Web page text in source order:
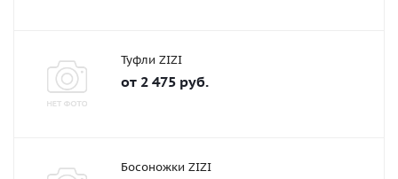
Туфли ZIZI
от 2 475 руб.
Босоножки ZIZI